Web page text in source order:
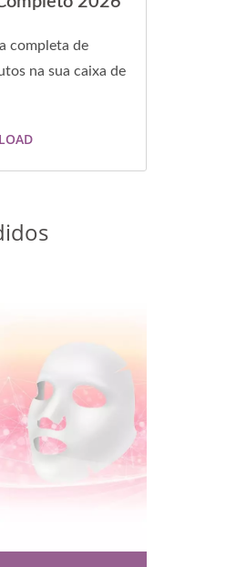
completa de
na sua caixa de